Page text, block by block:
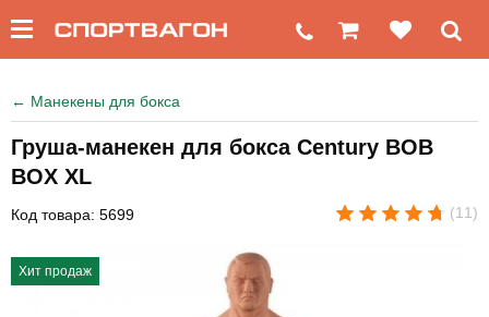
← Манекены для бокса
Груша-манекен для бокса Century BOB
BOX XL
Код товара: 5699 (11)
Хит продаж